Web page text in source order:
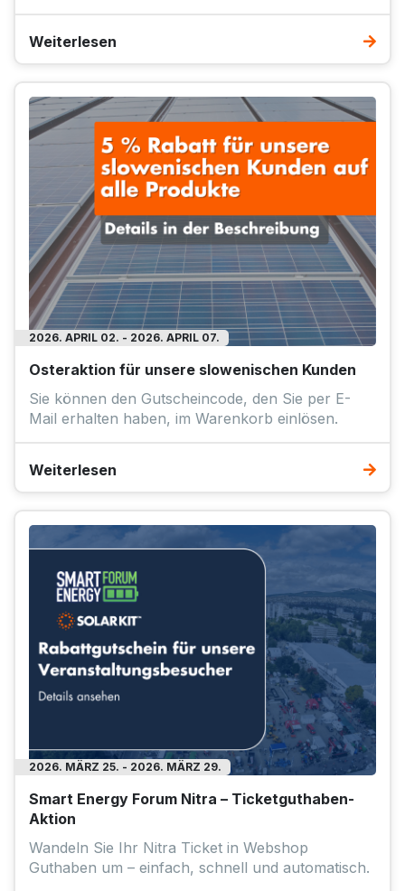
Weiterlesen
2026. APRIL 02. - 2026. APRIL 07.
Osteraktion für unsere slowenischen Kunden
Sie können den Gutscheincode, den Sie per E-
Mail erhalten haben, im Warenkorb einlösen.
Weiterlesen
2026. MÄRZ 25. - 2026. MÄRZ 29.
Smart Energy Forum Nitra – Ticketguthaben-
Aktion
Wandeln Sie Ihr Nitra Ticket in Webshop
Guthaben um – einfach, schnell und automatisch.